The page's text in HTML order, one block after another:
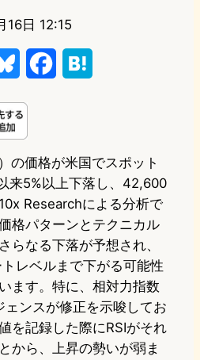
16日 12:15
u
s
k
y
b
o
o
k
n
a
の価格が米国でスポット
来5%以上下落し、42,600
Researchによる分析で
格パターンとテクニカル
らなる下落が予想され、
レベルまで下がる可能性
ます。特に、相対力指数
ェンスが修正を示唆してお
を記録した際にRSIがそれ
から、上昇の勢いが弱ま